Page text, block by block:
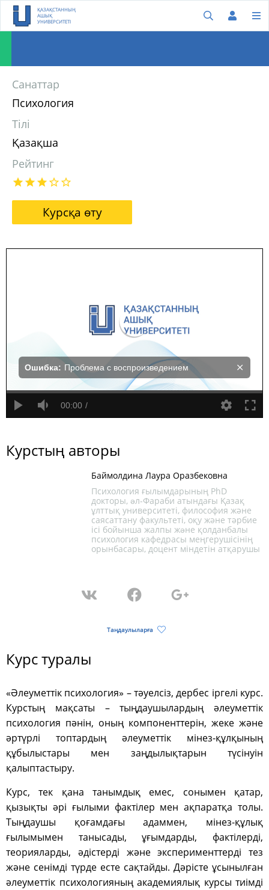
ҚАЗАҚСТАННЫҢ
АШЫҚ
УНИВЕРСИТЕТІ
Санаттар
Психология
Тілі
Қазақша
Рейтинг
Курсқа өту
Ошибка: Проблема с воспроизведением
00:00
Курстың авторы
Баймолдина Лаура Оразбековна
Психология ғылымдарының PhD
докторы, əл-Фараби атындағы Қазақ
ұлттық университеті, философия және
саясаттану факультеті, оқу және тәрбие
ісі бойынша жалпы жəне қолданбалы
психология кафедрасы меңгерушісінің
орынбасары, доцент міндетін атқарушы
Таңдаулыларға
Курс туралы
«Әлеуметтік психология» – тәуелсіз, дербес іргелі курс.
Курстың мақсаты –тыңдаушылардың әлеуметтік
психология пәнін, оның компоненттерін, жеке және
әртүрлі топтардың әлеуметтік мінез-құлқының
құбылыстары мен заңдылықтарын түсінуін
қалыптастыру.
Курс, тек қана танымдық емес, сонымен қатар,
қызықты әрі ғылыми фактілер мен ақпаратқа толы.
Тыңдаушы қоғамдағы адаммен, мінез-құлық
ғылымымен танысады, ұғымдарды, фактілерді,
теорияларды, әдістерді және эксперименттерді тез
және сенімді түрде есте сақтайды. Дәрісте ұсынылған
әлеуметтік психологияның академиялық курсы тиімді